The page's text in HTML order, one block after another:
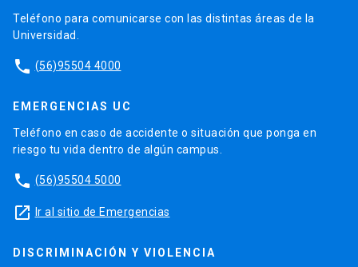
Teléfono para comunicarse con las distintas áreas de la
Universidad.
phone (56)95504 4000
EMERGENCIAS UC
Teléfono en caso de accidente o situación que ponga en
riesgo tu vida dentro de algún campus.
phone (56)95504 5000
launch Ir al sitio de Emergencias
DISCRIMINACIÓN Y VIOLENCIA